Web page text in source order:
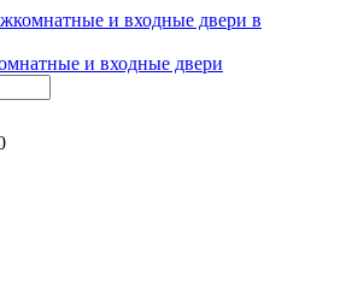
и входные двери